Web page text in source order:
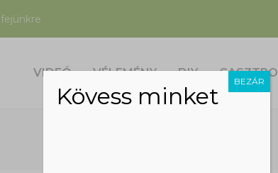
VIDEÓ VÉLEMÉNY DIY GASZTRO
Kövess minket
BEZÁR